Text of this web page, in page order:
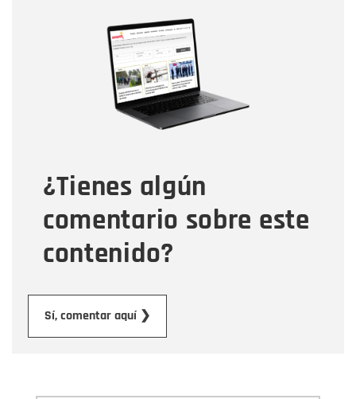
¿Tienes algún
comentario sobre este
contenido?
Sí, comentar aquí ❯
Correo electrónico
Tipo de comentario
Mensaje